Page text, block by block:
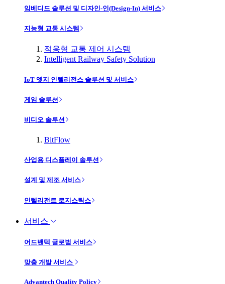
임베디드 솔루션 및 디자인-인(Design-In) 서비스
지능형 교통 시스템
적응형 교통 제어 시스템
Intelligent Railway Safety Solution
IoT 엣지 인텔리전스 솔루션 및 서비스
게임 솔루션
비디오 솔루션
BitFlow
산업용 디스플레이 솔루션
설계 및 제조 서비스
인텔리전트 로지스틱스
서비스
어드밴텍 글로벌 서비스
맞춤 개발 서비스
Advantech Quality Policy